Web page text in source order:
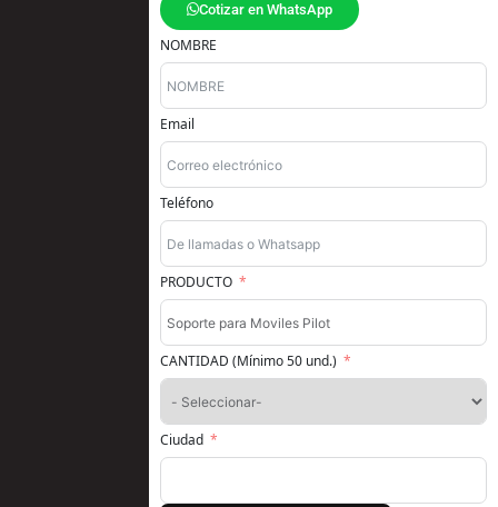
Cotizar en WhatsApp
NOMBRE
Email
Teléfono
PRODUCTO
CANTIDAD (Mínimo 50 und.)
Ciudad